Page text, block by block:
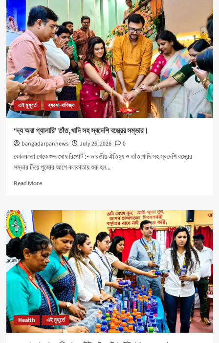
শ্রী
শ্রী
জগন্নাথ
রথযাত্রা
মহোৎসব
উদযাপন
এই মুহূর্তে ব্যবসা-বাণিজ্য
‘দ্য অরা গ্যালারি’ তাঁত,খাদি সহ স্বদেশি বস্ত্রের সম্ভার।
bangadarpannews July 26, 2026
0
কোলকাতা থেকে শুভ ঘোষ রিপোর্ট :- ভারতীয় ঐতিহ্য ও তাঁত,খাদি সহ স্বদেশি বস্ত্রের
সম্ভার নিয়ে পুজোর আগে কলকাতায় শুরু হল...
Read MoreRead
‘দ্য
গ্যালারি’
তাঁত,খাদি
সহ
স্বদেশি
বস্ত্রের
সম্ভার।
Health এই মুহূর্তে